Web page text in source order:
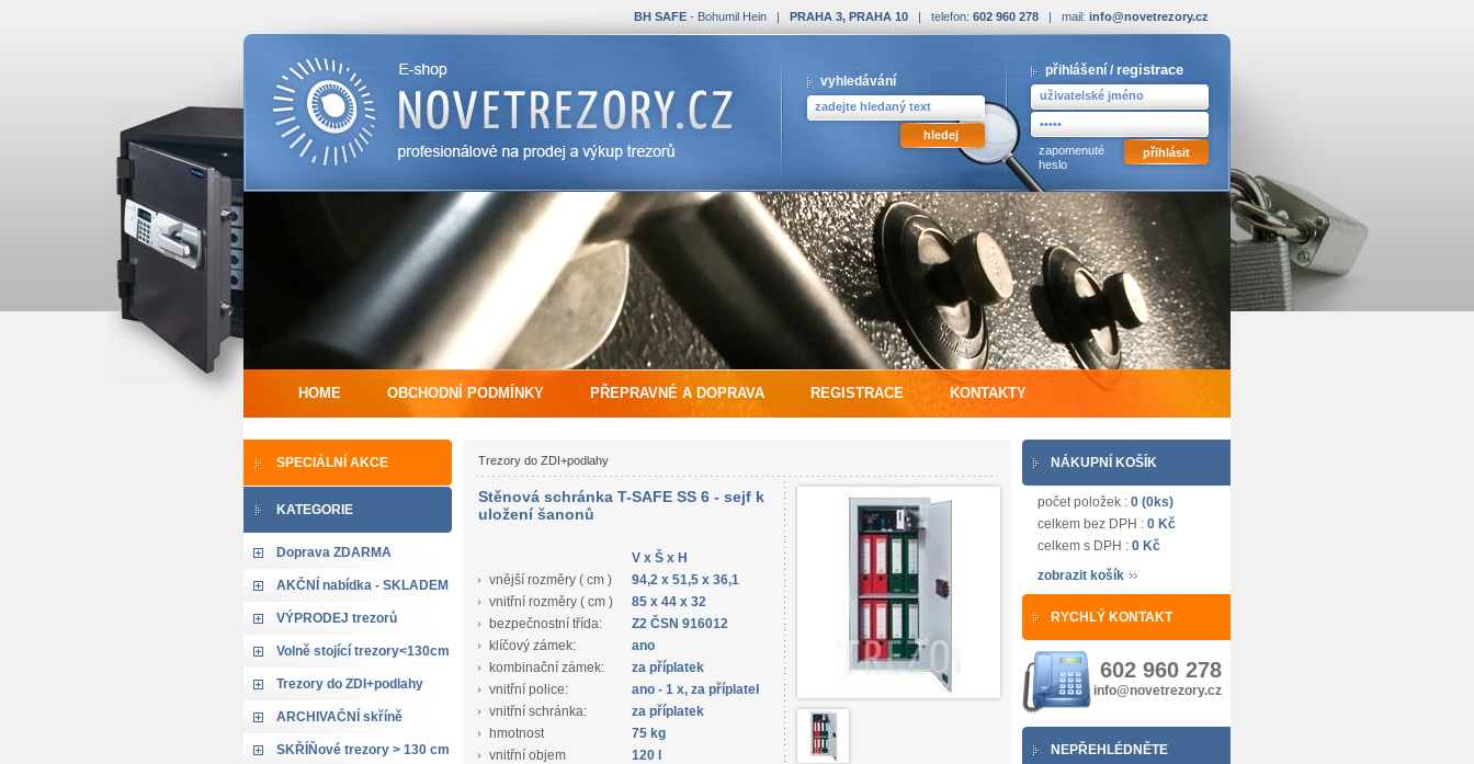
BH SAFE - Bohumil Hein | PRAHA 3, PRAHA 10 | telefon: 602 960 278 | mail: info@novetrezory.cz
vyhledávání
přihlášení / registrace
zapomenuté
heslo
HOME OBCHODNÍ PODMÍNKY PŘEPRAVNÉ A DOPRAVA REGISTRACE KONTAKTY
SPECIÁLNÍ AKCE
KATEGORIE
Doprava ZDARMA
AKČNÍ nabídka - SKLADEM
VÝPRODEJ trezorů
Volně stojící trezory<130cm
Trezory do ZDI+podlahy
ARCHIVAČNÍ skříně
SKŘÍŇové trezory > 130 cm
Trezory do ZDI+podlahy
Stěnová schránka T-SAFE SS 6 - sejf k
uložení šanonů
V x Š x H
vnější rozměry ( cm )
94,2 x 51,5 x 36,1
vnitřní rozměry ( cm )
85 x 44 x 32
bezpečnostní třída:
Z2 ČSN 916012
klíčový zámek:
ano
kombinační zámek:
za příplatek
vnitřní police:
ano - 1 x, za příplatek
vnitřní schránka:
za příplatek
hmotnost
75 kg
vnitřní objem
120 l
NÁKUPNÍ KOŠÍK
počet položek : 0 (0ks)
celkem bez DPH : 0 Kč
celkem s DPH : 0 Kč
zobrazit košík
RYCHLÝ KONTAKT
602 960 278
info@novetrezory.cz
NEPŘEHLÉDNĚTE